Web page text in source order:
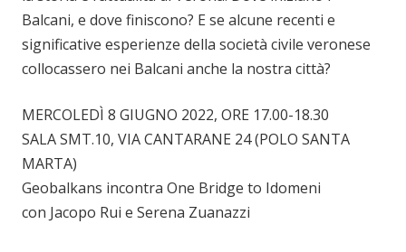
Balcani, e dove finiscono? E se alcune recenti e
significative esperienze della società civile veronese
collocassero nei Balcani anche la nostra città?
MERCOLEDÌ 8 GIUGNO 2022, ORE 17.00-18.30
SALA SMT.10, VIA CANTARANE 24 (POLO SANTA
MARTA)
Geobalkans incontra One Bridge to Idomeni
con Jacopo Rui e Serena Zuanazzi